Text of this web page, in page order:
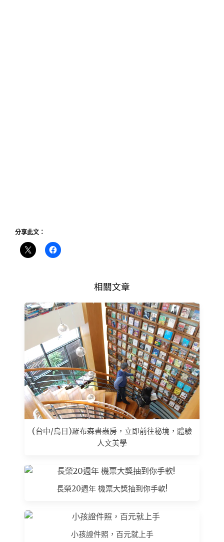
分享此文：
相關文章
(台中/烏日)羅布森書蟲房，立即前往秘境，體驗
人文美學
長榮20週年 機票大獎抽到你手軟!
小孩證件照，百元就上手